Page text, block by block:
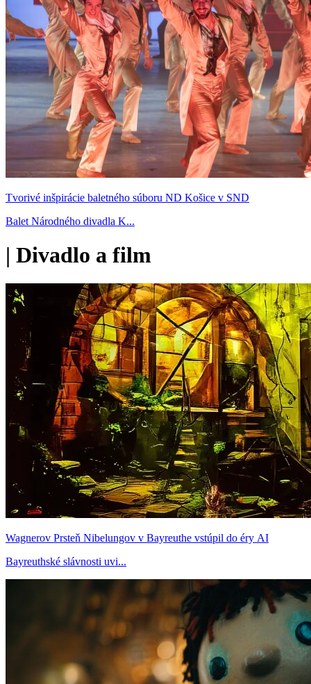
Tvorivé inšpirácie baletného súboru ND Košice v SND
Balet Národného divadla K...
| Divadlo a film
Wagnerov Prsteň Nibelungov v Bayreuthe vstúpil do éry AI
Bayreuthské slávnosti uvi...